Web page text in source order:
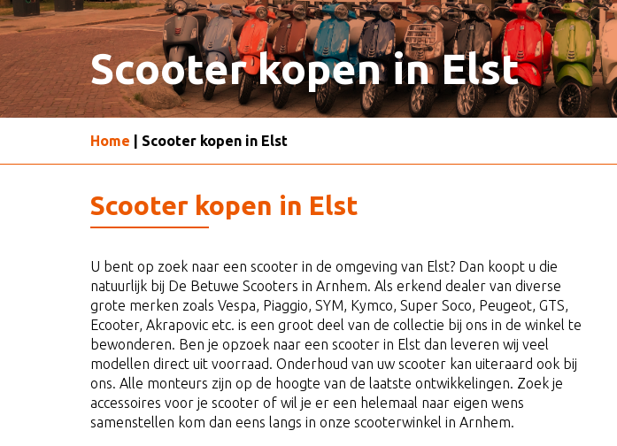
Scooter kopen in Elst
Home | Scooter kopen in Elst
Scooter kopen in Elst
U bent op zoek naar een scooter in de omgeving van Elst? Dan koopt u die
natuurlijk bij De Betuwe Scooters in Arnhem. Als erkend dealer van diverse
grote merken zoals Vespa, Piaggio, SYM, Kymco, Super Soco, Peugeot, GTS,
Ecooter, Akrapovic etc. is een groot deel van de collectie bij ons in de winkel te
bewonderen. Ben je opzoek naar een scooter in Elst dan leveren wij veel
modellen direct uit voorraad. Onderhoud van uw scooter kan uiteraard ook bij
ons. Alle monteurs zijn op de hoogte van de laatste ontwikkelingen. Zoek je
accessoires voor je scooter of wil je er een helemaal naar eigen wens
samenstellen kom dan eens langs in onze scooterwinkel in Arnhem.